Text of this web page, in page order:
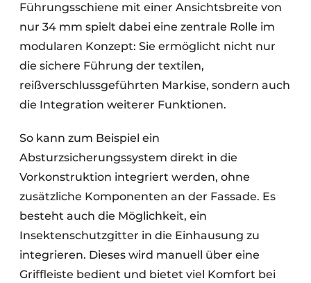
Führungsschiene mit einer Ansichtsbreite von
nur 34 mm spielt dabei eine zentrale Rolle im
modularen Konzept: Sie ermöglicht nicht nur
die sichere Führung der textilen,
reißverschlussgeführten Markise, sondern auch
die Integration weiterer Funktionen.
So kann zum Beispiel ein
Absturzsicherungssystem direkt in die
Vorkonstruktion integriert werden, ohne
zusätzliche Komponenten an der Fassade. Es
besteht auch die Möglichkeit, ein
Insektenschutzgitter in die Einhausung zu
integrieren. Dieses wird manuell über eine
Griffleiste bedient und bietet viel Komfort bei